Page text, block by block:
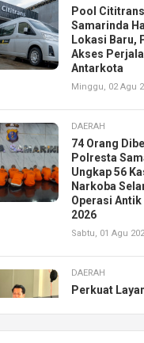
Pool Cititrans
Samarinda
Lokasi Baru,
Akses
Antarkota
Minggu, 02 Agu
DAERAH
74 Orang
Polresta
Ungkap 56
Narkoba
Operasi
2026
Sabtu, 01 Agu
DAERAH
Perkuat
Resmikan